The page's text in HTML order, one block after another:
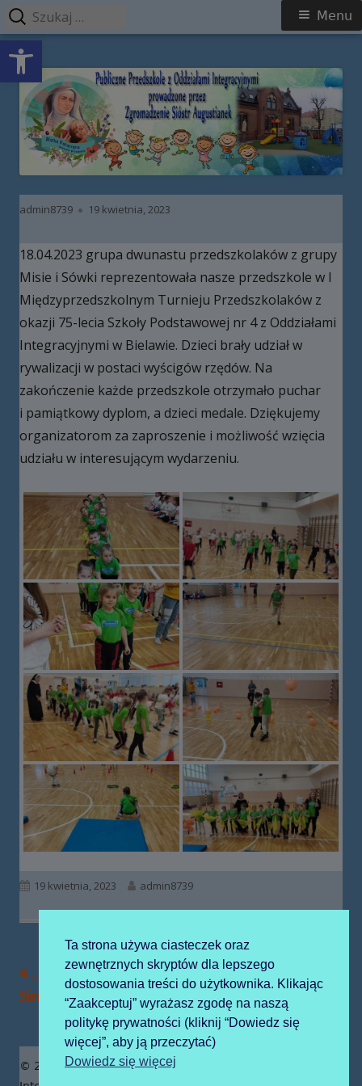
Open toolbar
Przeskocz
treści
Publiczne Przedszkole z Oddziałami
Integracyjnymi prowadzone przez
Zgromadzenie Sióstr Augustianek
Menu
główne
Menu
Autor
admin8739 Opublikowano
19 kwietnia, 2023
18.04.2023 grupa dwunastu przedszkolaków z grupy
Misie i Sówki reprezentowała nasze przedszkole w I
Międzyprzedszkolnym Turnieju Przedszkolaków z
okazji 75-lecia Szkoły Podstawowej nr 4 z Oddziałami
Integracyjnymi w Bielawie. Dzieci brały udział w
rywalizacji w postaci wyścigów rzędów. Na
zakończenie każde przedszkole otrzymało puchar
i pamiątkowy dyplom, a dzieci medale. Dziękujemy
organizatorom za zaproszenie i możliwość wzięcia
udziału w interesującym wydarzeniu.
Opublikowano
19 kwietnia, 2023 Autor
admin8739
Nawigacja
wpisu
Poprzedni
artykół
„O wesołym
Sindbadzie Żeglarzu”
Następny
artykół:
DZIEŃ ZIEMI
Zawartość
© 2019 Publiczne Przedszkole z Oddziałami
Ta strona używa ciasteczek oraz
zewnętrznych skryptów dla lepszego
dostosowania treści do użytkownika. Klikając
“Zaakceptuj” wyrażasz zgodę na naszą
politykę prywatności (kliknij “Dowiedz się
więcej”, aby ją przeczytać)
Dowiedz się więcej